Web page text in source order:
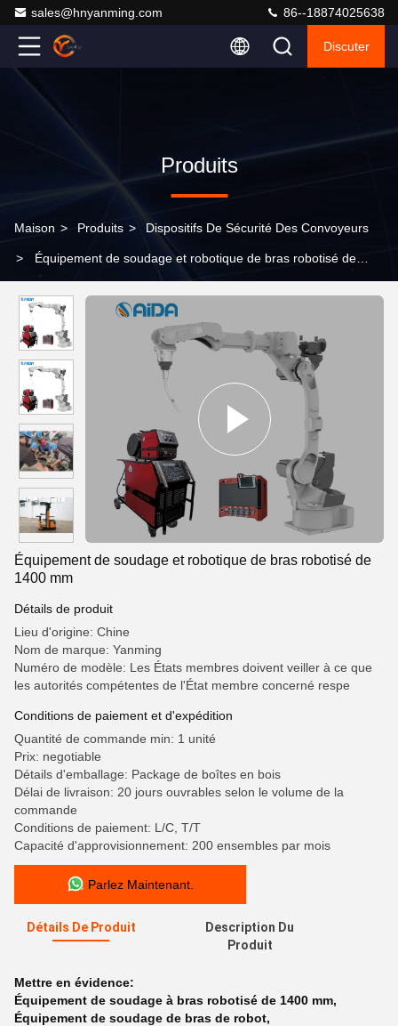
sales@hnyanming.com 86--18874025638
Discuter
Produits
Maison > Produits > Dispositifs De Sécurité Des Convoyeurs
> Équipement de soudage et robotique de bras robotisé de
Équipement de soudage et robotique de bras robotisé de
1400 mm
Détails de produit
Lieu d'origine: Chine
Nom de marque: Yanming
Numéro de modèle: Les États membres doivent veiller à ce que
les autorités compétentes de l'État membre concerné respe
Conditions de paiement et d'expédition
Quantité de commande min: 1 unité
Prix: negotiable
Détails d'emballage: Package de boîtes en bois
Délai de livraison: 20 jours ouvrables selon le volume de la
commande
Conditions de paiement: L/C, T/T
Capacité d'approvisionnement: 200 ensembles par mois
Parlez Maintenant.
Détails De Produit
Description Du
Produit
Mettre en évidence:
Équipement de soudage à bras robotisé de 1400 mm,
Équipement de soudage de bras de robot,